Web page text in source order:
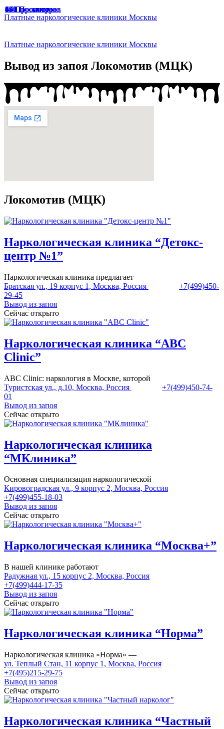
Платные наркологические клиники Москвы
Платные наркологические клиники Москвы
Вывод из запоя Локомотив (МЦК)
Локомотив (МЦК)
65 Просмотров
Наркологическая клиника “Детокс-
центр №1”
Наркологическая клиника предлагает
Братская ул., 19 корпус 1, Москва, Россия
+7(499)450-
29-45
Вывод из запоя
Сейчас открыто
33 Просмотра
Наркологическая клиника “ABC
Clinic”
ABC Clinic: наркология в Москве, которой
Туристская ул., д.10, Москва, Россия
+7(499)450-74-
01
Вывод из запоя
Сейчас открыто
47 Просмотров
Наркологическая клиника
“МКлиника”
Основная специализация наркологической
Кировоградская ул., 9 корпус 2, Москва, Россия
+7(499)455-18-03
Вывод из запоя
Сейчас открыто
49 Просмотров
Наркологическая клиника “Москва+”
В нашей клинике работают
Радужная ул., 15 корпус 2, Москва, Россия
+7(499)444-17-35
Вывод из запоя
Сейчас открыто
166 Просмотров
Наркологическая клиника “Норма”
Наркологическая клиника «Норма» —
ул. Теплый Стан, 11 корпус 1, Москва, Россия
+7(495)215-29-75
Вывод из запоя
Сейчас открыто
67 Просмотров
Наркологическая клиника “Частный
174 Просмотра
187 Просмотров
136 Просмотров
94 Просмотра
191 Просмотр
129 Просмотров
45 Просмотров
64 Просмотра